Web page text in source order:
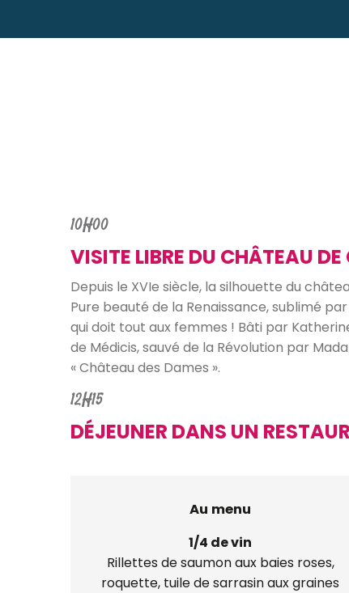
10H00
VISITE LIBRE DU CHÂTEAU
Depuis le XVIe siècle, la silhouette du
Pure beauté de la Renaissance, sublimé
qui doit tout aux femmes ! Bâti par
de Médicis, sauvé de la Révolution par
« Château des Dames ».
12H15
DÉJEUNER DANS UN
Au menu
1/4 de vin
Rillettes de saumon aux baies roses,
roquette, tuile de sarrasin aux graines